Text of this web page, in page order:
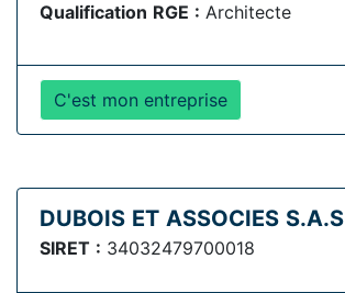
Qualification RGE : Architecte
C'est mon entreprise
DUBOIS ET ASSOCIES S.A.S
SIRET : 34032479700018